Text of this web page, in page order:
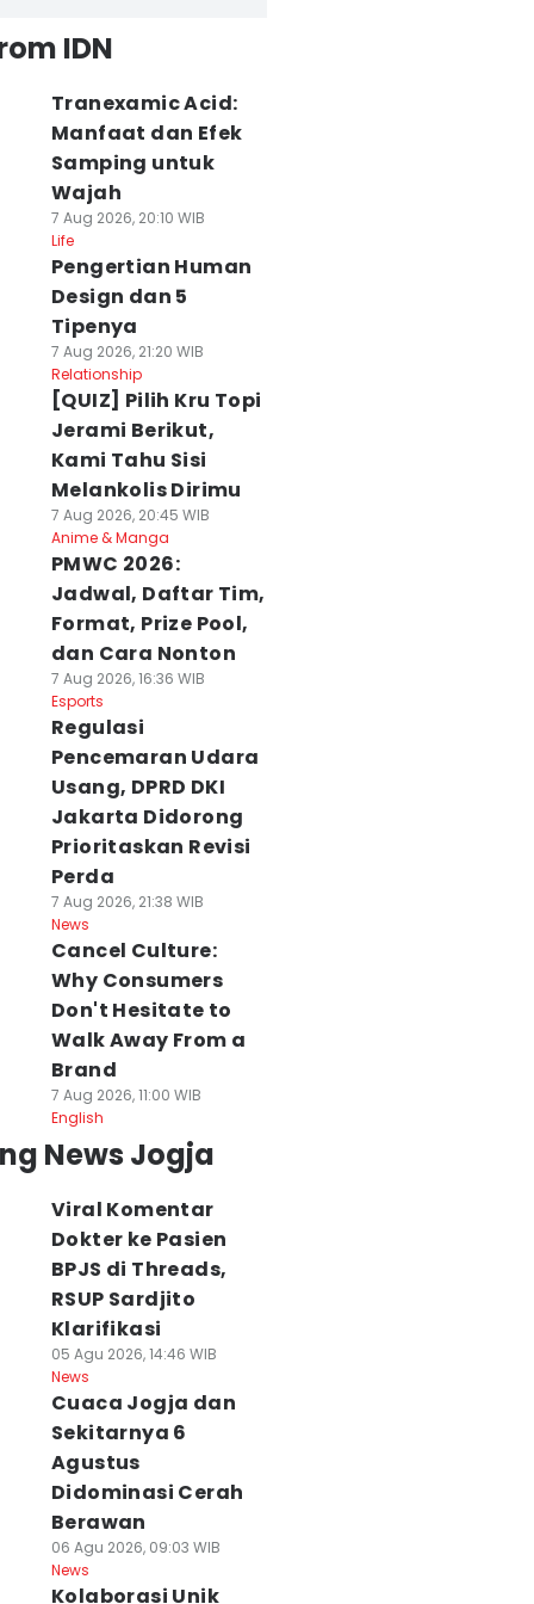
Maling Gasak
di Dasbor Motor
Bonceng
Hadir di Jogja,
Bidik Pasar
IDN
Tranexamic Acid:
Manfaat dan Efek
Samping untuk
Wajah
7 Aug 2026, 20:10 WIB
Life
Pengertian Human
Design dan 5
Tipenya
7 Aug 2026, 21:20 WIB
Relationship
[QUIZ] Pilih Kru Topi
Jerami Berikut,
Kami Tahu Sisi
Melankolis Dirimu
7 Aug 2026, 20:45 WIB
Anime & Manga
PMWC 2026:
Jadwal, Daftar Tim,
Format, Prize Pool,
dan Cara Nonton
7 Aug 2026, 16:36 WIB
Esports
Regulasi
Pencemaran Udara
Usang, DPRD DKI
Jakarta Didorong
Prioritaskan Revisi
Perda
7 Aug 2026, 21:38 WIB
News
Cancel Culture:
Why Consumers
Don't Hesitate to
Walk Away From a
Brand
7 Aug 2026, 11:00 WIB
English
News Jogja
Viral Komentar
Dokter ke Pasien
BPJS di Threads,
RSUP Sardjito
Klarifikasi
05 Agu 2026, 14:46 WIB
News
Cuaca Jogja dan
Sekitarnya 6
Agustus
Didominasi Cerah
Berawan
06 Agu 2026, 09:03 WIB
News
Kolaborasi Unik